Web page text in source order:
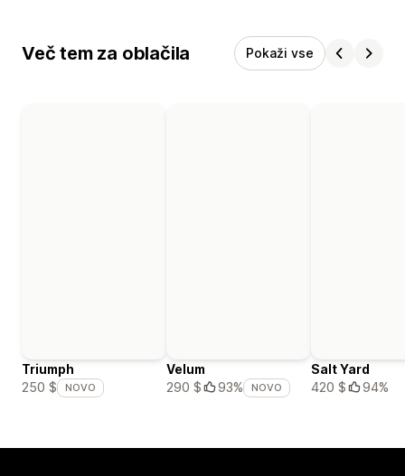
Več tem za oblačila Pokaži vse
Triumph
250 $
NOVO
Velum
290 $
93% NOVO
Salt Yard
420 $
94%